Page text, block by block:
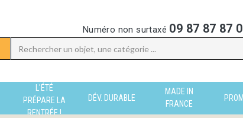
Numéro non surtaxé 09 87 87 87
L'ÉTÉ
PRÉPARE LA
RENTRÉE !
DÉV. DURABLE
MADE IN
FRANCE